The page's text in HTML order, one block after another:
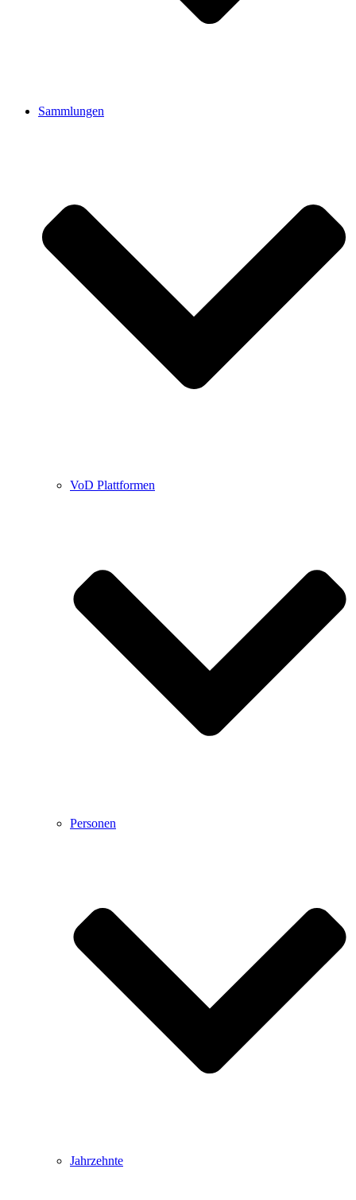
Sammlungen
VoD Plattformen
Personen
Jahrzehnte